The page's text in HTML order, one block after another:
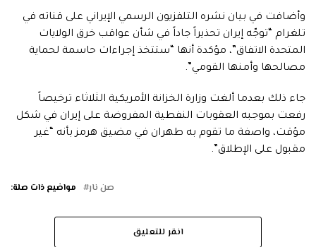
وأضافت في بيان نشره التلفزيون الرسمي الإيراني على قناته في
تلغرام “توجّه إيران تحذيراً جاداً في شأن عواقب خرق الولايات
المتحدة الاتفاق”، مؤكدة أنها “ستتخذ إجراءات حاسمة لحماية
مصالحها وأمنها القومي”.
جاء ذلك بعدما ألغت وزارة الخزانة الأمريكية الثلاثاء ترخيصاً
رفعت بموجبه العقوبات النفطية المفروضة على إيران في شكل
مؤقت، واصفة ما تقوم به طهران في مضيق هرمز بأنه “غير
مقبول على الإطلاق”.
مواضيع ذات صلة: صن نار
انقر للتعليق